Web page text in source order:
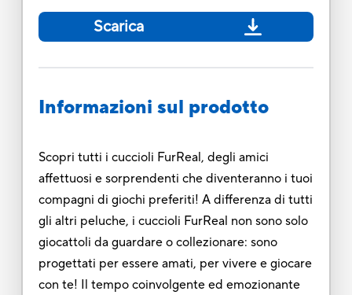
Scarica
Informazioni sul prodotto
Scopri tutti i cuccioli FurReal, degli amici
affettuosi e sorprendenti che diventeranno i tuoi
compagni di giochi preferiti! A differenza di tutti
gli altri peluche, i cuccioli FurReal non sono solo
giocattoli da guardare o collezionare: sono
progettati per essere amati, per vivere e giocare
con te! Il tempo coinvolgente ed emozionante